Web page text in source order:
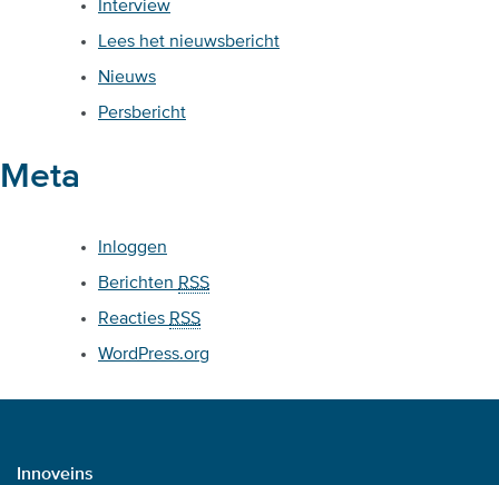
Interview
Lees het nieuwsbericht
Nieuws
Persbericht
Meta
Inloggen
Berichten RSS
Reacties RSS
WordPress.org
Innoveins